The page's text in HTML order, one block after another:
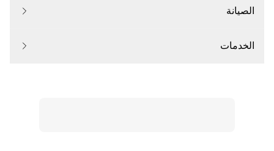
الصيانة
الخدمات